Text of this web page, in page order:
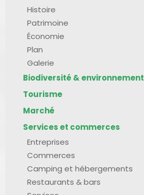
Histoire
Patrimoine
Économie
Plan
Galerie
Biodiversité & environnement
Tourisme
Marché
Services et commerces
Entreprises
Commerces
Camping et hébergements
Restaurants & bars